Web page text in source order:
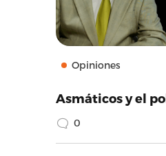
Opiniones
Asmáticos y el
0